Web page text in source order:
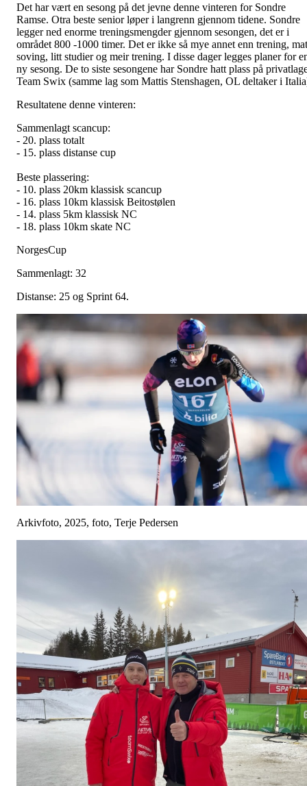
Det har vært en sesong på det jevne denne vinteren for Sondre
Ramse. Otra beste senior løper i langrenn gjennom tidene. Sondre
legger ned enorme treningsmengder gjennom sesongen, det er i
området 800 -1000 timer. Det er ikke så mye annet enn trening,
soving, litt studier og meir trening. I disse dager legges planer for
ny sesong. De to siste sesongene har Sondre hatt plass på
Team Swix (samme lag som Mattis Stenshagen, OL deltaker i
Resultatene denne vinteren:
Sammenlagt scancup:
- 20. plass totalt
- 15. plass distanse cup
Beste plassering:
- 10. plass 20km klassisk scancup
- 16. plass 10km klassisk Beitostølen
- 14. plass 5km klassisk NC
- 18. plass 10km skate NC
NorgesCup
Sammenlagt: 32
Distanse: 25 og Sprint 64.
Arkivfoto, 2025, foto, Terje Pedersen